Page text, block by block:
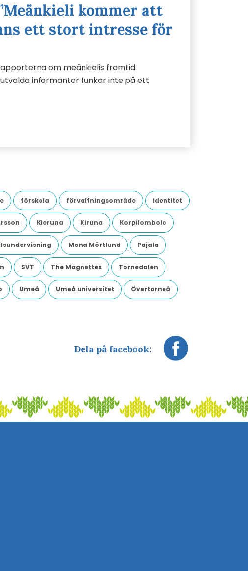
kommer att
ett stort intresse för
om meänkielis framtid.
informanter funkar inte på ett
förskola förvaltningsområde identitet
Kieruna Kiruna Korpilombolo
Mona Mörtlund Pajala
SVT The Magnettes Tornedalen
Umeå Umeå universitet Övertorneå
Dela på facebook: